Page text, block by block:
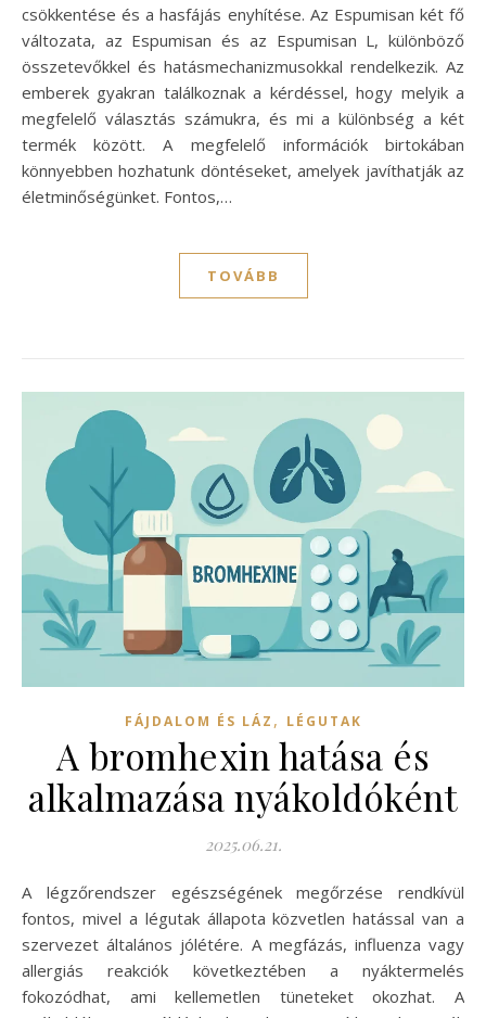
csökkentése és a hasfájás enyhítése. Az Espumisan két fő
változata, az Espumisan és az Espumisan L, különböző
összetevőkkel és hatásmechanizmusokkal rendelkezik. Az
emberek gyakran találkoznak a kérdéssel, hogy melyik a
megfelelő választás számukra, és mi a különbség a két
termék között. A megfelelő információk birtokában
könnyebben hozhatunk döntéseket, amelyek javíthatják az
életminőségünket. Fontos,…
TOVÁBB
FÁJDALOM ÉS LÁZ , LÉGUTAK
A bromhexin hatása és
alkalmazása nyákoldóként
2025.06.21.
A légzőrendszer egészségének megőrzése rendkívül
fontos, mivel a légutak állapota közvetlen hatással van a
szervezet általános jólétére. A megfázás, influenza vagy
allergiás reakciók következtében a nyáktermelés
fokozódhat, ami kellemetlen tüneteket okozhat. A